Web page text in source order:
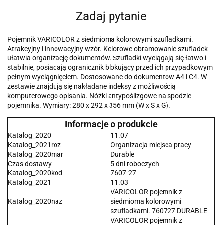
Zadaj pytanie
Pojemnik VARICOLOR z siedmioma kolorowymi szufladkami.
Atrakcyjny i innowacyjny wzór. Kolorowe obramowanie szufladek
ułatwia organizację dokumentów. Szufladki wyciągają się łatwo i
stabilnie, posiadają ogranicznik blokujący przed ich przypadkowym
pełnym wyciągnięciem. Dostosowane do dokumentów A4 i C4. W
zestawie znajdują się nakładane indeksy z możliwością
komputerowego opisania. Nóżki antypoślizgowe na spodzie
pojemnika. Wymiary: 280 x 292 x 356 mm (W x S x G).
Informacje o produkcie
Katalog_2020
11.07
Katalog_2021roz
Organizacja miejsca pracy
Katalog_2020mar
Durable
Czas dostawy
5 dni roboczych
Katalog_2020kod
7607-27
Katalog_2021
11.03
Katalog_2020naz
VARICOLOR pojemnik z
siedmioma kolorowymi
szufladkami. 760727 DURABLE
VARICOLOR pojemnik z